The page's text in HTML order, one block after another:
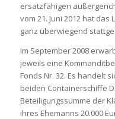
ersatzfähigen
vom 21. Juni 2012 hat
ganz überwiegend
Im September 2008
jeweils eine
Fonds Nr. 32. Es handelt
beiden Containerschiffe
Beteiligungssumme der
ihres Ehemanns 20.000